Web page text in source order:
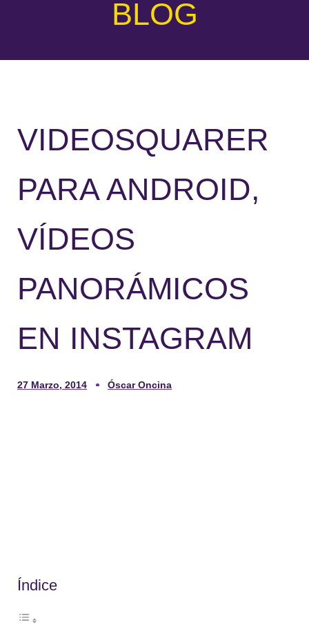
BLOG
VIDEOSQUARER
PARA ANDROID,
VÍDEOS
PANORÁMICOS
EN INSTAGRAM
27 Marzo, 2014 Óscar Oncina
Índice